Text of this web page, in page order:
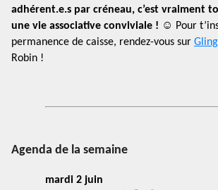
adhérent.e.s par créneau, c’est vraiment
une vie associative conviviale ! ☺️ Pour
permanence de caisse, rendez-vous sur
Robin !
Agenda de la semaine
mardi 2 juin